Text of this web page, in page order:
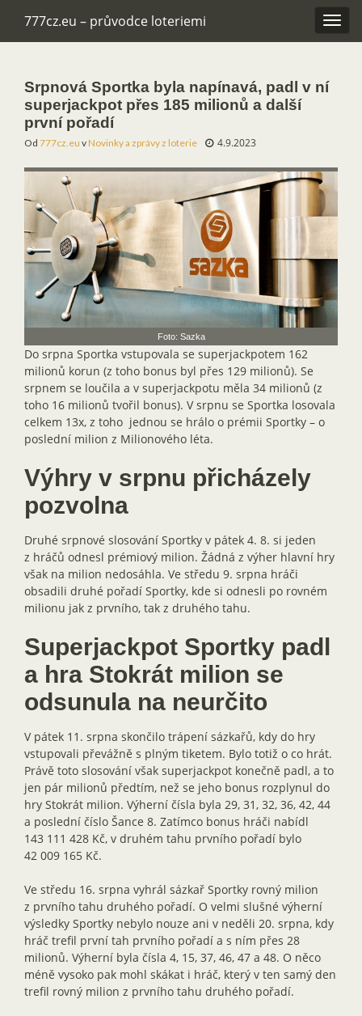
777cz.eu – průvodce loteriemi
Srpnová Sportka byla napínavá, padl v ní
superjackpot přes 185 milionů a další
první pořadí
Od 777cz.eu vNovinky a zprávy z loterie 4.9.2023
Foto: Sazka
Do srpna Sportka vstupovala se superjackpotem 162
milionů korun (z toho bonus byl přes 129 milionů). Se
srpnem se loučila a v superjackpotu měla 34 milionů (z
toho 16 milionů tvořil bonus). V srpnu se Sportka losovala
celkem 13x, z toho jednou se hrálo o prémii Sportky – o
poslední milion z Milionového léta.
Výhry v srpnu přicházely
pozvolna
Druhé srpnové slosování Sportky v pátek 4. 8. si jeden
z hráčů odnesl prémiový milion. Žádná z výher hlavní hry
však na milion nedosáhla. Ve středu 9. srpna hráči
obsadili druhé pořadí Sportky, kde si odnesli po rovném
milionu jak z prvního, tak z druhého tahu.
Superjackpot Sportky padl
a hra Stokrát milion se
odsunula na neurčito
V pátek 11. srpna skončilo trápení sázkařů, kdy do hry
vstupovali převážně s plným tiketem. Bylo totiž o co hrát.
Právě toto slosování však superjackpot konečně padl, a to
jen pár milionů předtím, než se jeho bonus rozplynul do
hry Stokrát milion. Výherní čísla byla 29, 31, 32, 36, 42, 44
a poslední číslo Šance 8. Zatímco bonus hráči nabídl
143 111 428 Kč, v druhém tahu prvního pořadí bylo
42 009 165 Kč.
Ve středu 16. srpna vyhrál sázkař Sportky rovný milion
z prvního tahu druhého pořadí. O velmi slušné výherní
výsledky Sportky nebylo nouze ani v neděli 20. srpna, kdy
hráč trefil první tah prvního pořadí a s ním přes 28
milionů. Výherní byla čísla 4, 15, 37, 46, 47 a 48. O něco
méně vysoko pak mohl skákat i hráč, který v ten samý den
trefil rovný milion z prvního tahu druhého pořadí.